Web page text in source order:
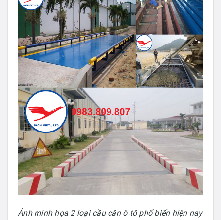
Ảnh minh họa 2 loại cầu cân ô tô phổ biến hiện nay